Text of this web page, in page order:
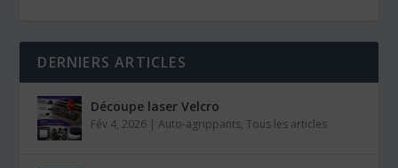
DERNIERS ARTICLES
Découpe laser Velcro
Fév 4, 2026 |Auto-agrippants,Tous les articles